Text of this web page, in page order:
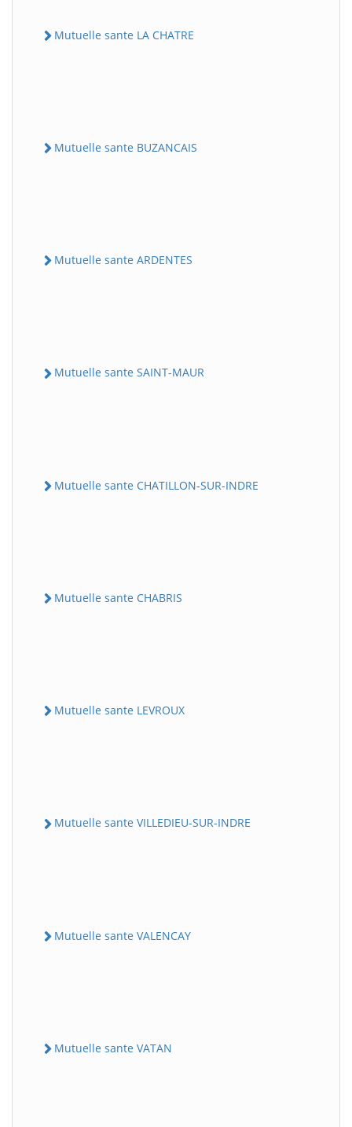
Mutuelle sante LA CHATRE
Mutuelle sante BUZANCAIS
Mutuelle sante ARDENTES
Mutuelle sante SAINT-MAUR
Mutuelle sante CHATILLON-SUR-INDRE
Mutuelle sante CHABRIS
Mutuelle sante LEVROUX
Mutuelle sante VILLEDIEU-SUR-INDRE
Mutuelle sante VALENCAY
Mutuelle sante VATAN